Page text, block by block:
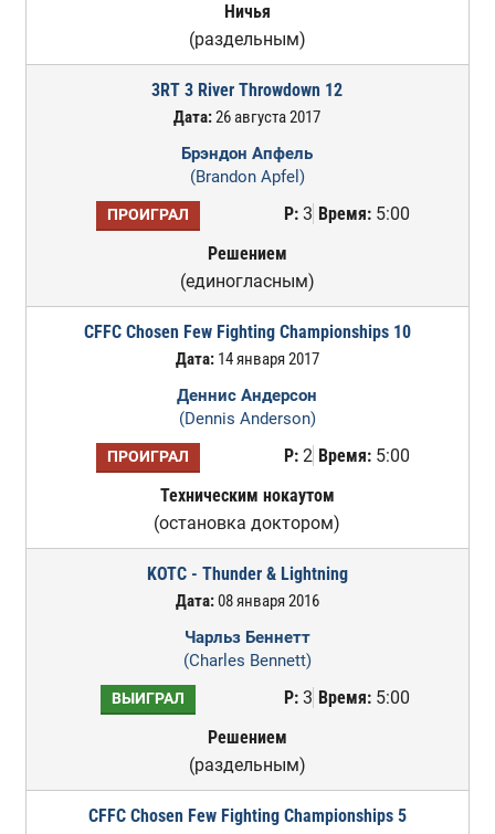
Ничья
(раздельным)
3RT 3 River Throwdown 12
Дата:26 августа 2017
Брэндон Апфель
(Brandon Apfel)
ПРОИГРАЛ Р:3 Время:5:00
Решением
(единогласным)
CFFC Chosen Few Fighting Championships 10
Дата:14 января 2017
Деннис Андерсон
(Dennis Anderson)
ПРОИГРАЛ Р:2 Время:5:00
Техническим нокаутом
(остановка доктором)
KOTC - Thunder & Lightning
Дата:08 января 2016
Чарльз Беннетт
(Charles Bennett)
ВЫИГРАЛ Р:3 Время:5:00
Решением
(раздельным)
CFFC Chosen Few Fighting Championships 5